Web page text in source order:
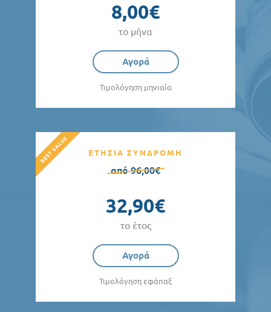
8,00€
το μήνα
Αγορά
Τιμολόγηση μηνιαία
ΕΤΗΣΙΑ ΣΥΝΔΡΟΜΗ
από 96,00€
32,90€
το έτος
Αγορά
Τιμολόγηση εφάπαξ